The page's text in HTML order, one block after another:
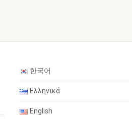
한국어
Ελληνικά
English